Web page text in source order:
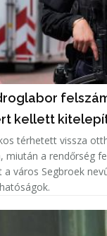
kellett
térhetett vissza
miután a rendőrség
város Segbroek